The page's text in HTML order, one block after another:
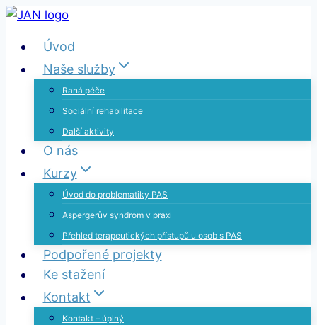
Přeskočit
obsah
Úvod
Naše služby
Raná péče
Sociální rehabilitace
Další aktivity
O nás
Kurzy
Úvod do problematiky PAS
Aspergerův syndrom v praxi
Přehled terapeutických přístupů u osob s PAS
Podpořené projekty
Ke stažení
Kontakt
Kontakt – úplný